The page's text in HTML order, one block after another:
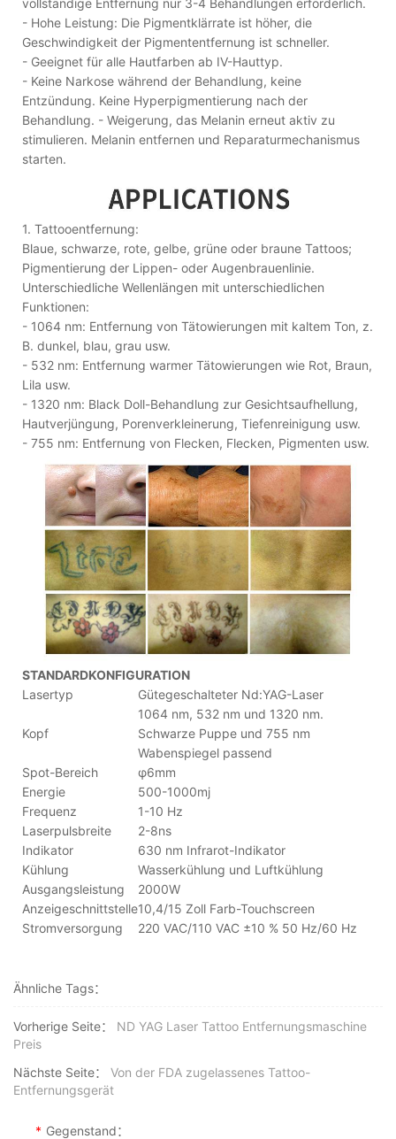
- Hohe Leistung: Die Pigmentklärrate ist höher, die
Geschwindigkeit der Pigmententfernung ist schneller.
- Geeignet für alle Hautfarben ab IV-Hauttyp.
- Keine Narkose während der Behandlung, keine
Entzündung. Keine Hyperpigmentierung nach der
Behandlung. - Weigerung, das Melanin erneut aktiv zu
stimulieren. Melanin entfernen und Reparaturmechanismus
starten.
1. Tattooentfernung:
Blaue, schwarze, rote, gelbe, grüne oder braune Tattoos;
Pigmentierung der Lippen- oder Augenbrauenlinie.
Unterschiedliche Wellenlängen mit unterschiedlichen
Funktionen:
- 1064 nm: Entfernung von Tätowierungen mit kaltem Ton, z.
B. dunkel, blau, grau usw.
- 532 nm: Entfernung warmer Tätowierungen wie Rot, Braun,
Lila usw.
- 1320 nm: Black Doll-Behandlung zur Gesichtsaufhellung,
Hautverjüngung, Porenverkleinerung, Tiefenreinigung usw.
- 755 nm: Entfernung von Flecken, Flecken, Pigmenten usw.
STANDARDKONFIGURATION
Lasertyp
Gütegeschalteter Nd:YAG-Laser
Kopf
1064 nm, 532 nm und 1320 nm.
Schwarze Puppe und 755 nm
Wabenspiegel passend
Spot-Bereich
φ6mm
Energie
500-1000mj
Frequenz
1-10 Hz
Laserpulsbreite
2-8ns
Indikator
630 nm Infrarot-Indikator
Kühlung
Wasserkühlung und Luftkühlung
Ausgangsleistung
2000W
Anzeigeschnittstelle10,4/15 Zoll Farb-Touchscreen
Stromversorgung
220 VAC/110 VAC ±10 % 50 Hz/60 Hz
Ähnliche Tags：
Vorherige Seite：
ND YAG Laser Tattoo Entfernungsmaschine
Preis
Nächste Seite：
Von der FDA zugelassenes Tattoo-
Entfernungsgerät
* Gegenstand：